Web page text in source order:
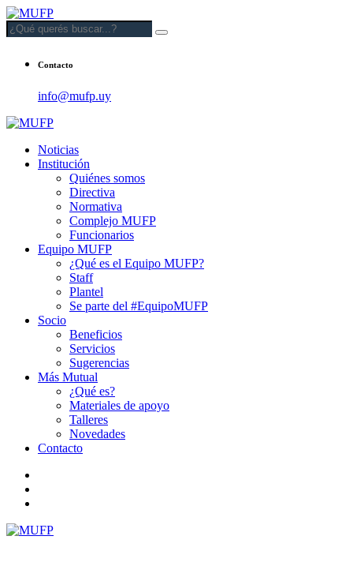
Contacto
info@mufp.uy
Noticias
Institución
Quiénes somos
Directiva
Normativa
Complejo MUFP
Funcionarios
Equipo MUFP
¿Qué es el Equipo MUFP?
Staff
Plantel
Se parte del #EquipoMUFP
Socio
Beneficios
Servicios
Sugerencias
Más Mutual
¿Qué es?
Materiales de apoyo
Talleres
Novedades
Contacto